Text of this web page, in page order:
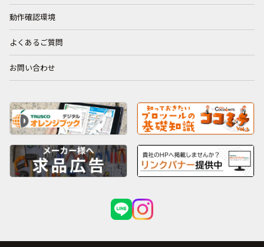
動作確認環境
よくあるご質問
お問い合わせ